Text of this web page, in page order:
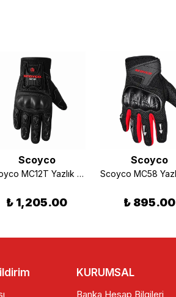
Scoyco
Scoyco MC12T Yazlık Motosiklet Eldiveni (EN-13594)
₺ 1,205.00
Scoyco
₺ 895.00
KURUMSAL
Banka Hesap Bilgileri